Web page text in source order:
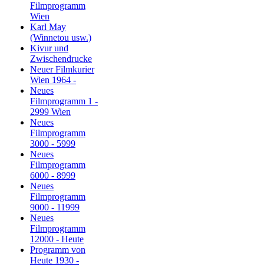
Filmprogramm
Wien
Karl May
(Winnetou usw.)
Kivur und
Zwischendrucke
Neuer Filmkurier
Wien 1964 -
Neues
Filmprogramm 1 -
2999 Wien
Neues
Filmprogramm
3000 - 5999
Neues
Filmprogramm
6000 - 8999
Neues
Filmprogramm
9000 - 11999
Neues
Filmprogramm
12000 - Heute
Programm von
Heute 1930 -